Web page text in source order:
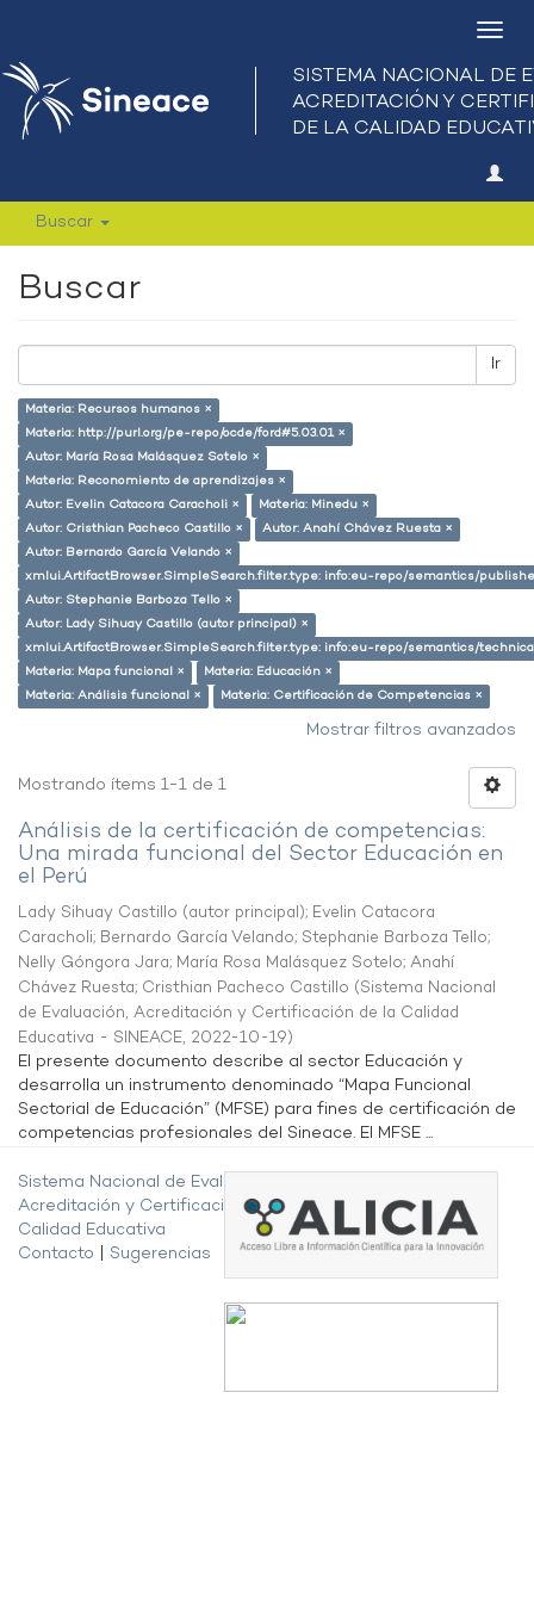
Buscar
Buscar
Ir
Materia: Recursos humanos ×
Materia: http://purl.org/pe-repo/ocde/ford#5.03.01 ×
Autor: María Rosa Malásquez Sotelo ×
Materia: Reconomiento de aprendizajes ×
Autor: Evelin Catacora Caracholi ×
Materia: Minedu ×
Autor: Cristhian Pacheco Castillo ×
Autor: Anahí Chávez Ruesta ×
Autor: Bernardo García Velando ×
xmlui.ArtifactBrowser.SimpleSearch.filter.type: info:eu-repo/semantics/
Autor: Stephanie Barboza Tello ×
Autor: Lady Sihuay Castillo (autor principal) ×
xmlui.ArtifactBrowser.SimpleSearch.filter.type: info:eu-repo/semantics/
Materia: Mapa funcional ×
Materia: Educación ×
Materia: Análisis funcional ×
Materia: Certificación de Competencias ×
Mostrar filtros avanzados
Mostrando ítems 1-1 de 1
Análisis de la certificación de competencias:
Una mirada funcional del Sector Educación en
el Perú
Lady Sihuay Castillo (autor principal); Evelin Catacora
Caracholi; Bernardo García Velando; Stephanie Barboza Tello;
Nelly Góngora Jara; María Rosa Malásquez Sotelo; Anahí
Chávez Ruesta; Cristhian Pacheco Castillo (Sistema Nacional
de Evaluación, Acreditación y Certificación de la Calidad
Educativa - SINEACE, 2022-10-19)
El presente documento describe al sector Educación y
desarrolla un instrumento denominado “Mapa Funcional
Sectorial de Educación” (MFSE) para fines de certificación de
competencias profesionales del Sineace. El MFSE ...
Sistema Nacional de Evaluación,
Acreditación y Certificación de la
Calidad Educativa
Contacto
Sugerencias